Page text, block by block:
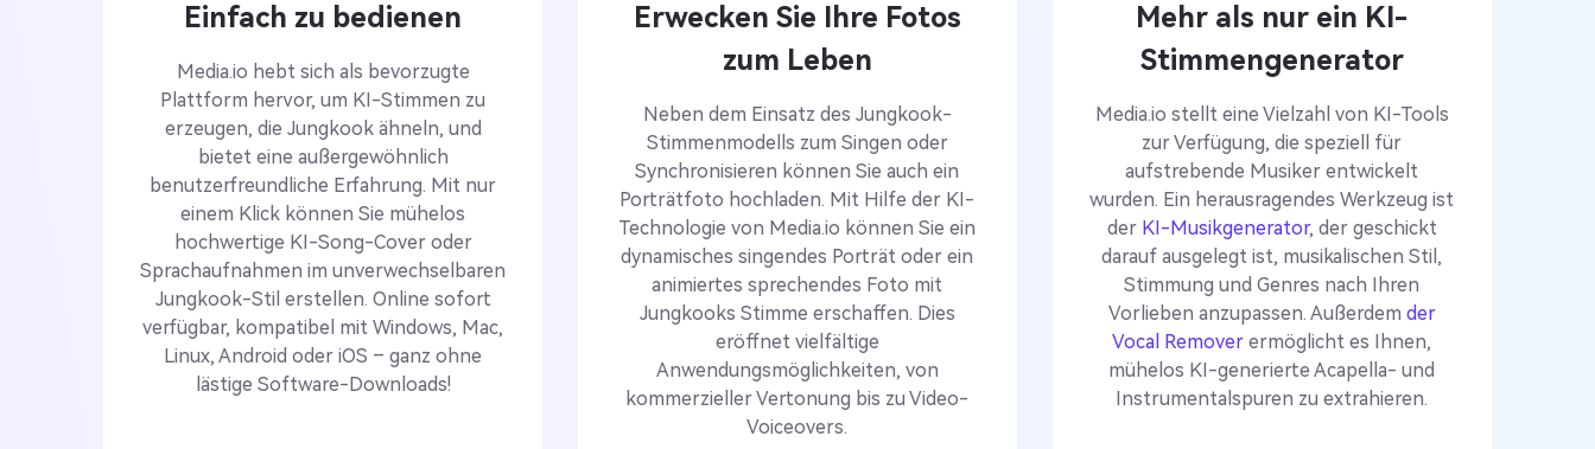
Einfach zu bedienen
Media.io hebt sich als bevorzugte
Plattform hervor, um KI-Stimmen zu
erzeugen, die Jungkook ähneln, und
bietet eine außergewöhnlich
benutzerfreundliche Erfahrung. Mit nur
einem Klick können Sie mühelos
hochwertige KI-Song-Cover oder
Sprachaufnahmen im unverwechselbaren
Jungkook-Stil erstellen. Online sofort
verfügbar, kompatibel mit Windows, Mac,
Linux, Android oder iOS – ganz ohne
lästige Software-Downloads!
Erwecken Sie Ihre Fotos
zum Leben
Neben dem Einsatz des Jungkook-
Stimmenmodells zum Singen oder
Synchronisieren können Sie auch ein
Porträtfoto hochladen. Mit Hilfe der KI-
Technologie von Media.io können Sie ein
dynamisches singendes Porträt oder ein
animiertes sprechendes Foto mit
Jungkooks Stimme erschaffen. Dies
eröffnet vielfältige
Anwendungsmöglichkeiten, von
kommerzieller Vertonung bis zu Video-
Voiceovers.
Mehr als nur ein KI-
Stimmengenerator
Media.io stellt eine Vielzahl von KI-Tools
zur Verfügung, die speziell für
aufstrebende Musiker entwickelt
wurden. Ein herausragendes Werkzeug ist
der KI-Musikgenerator, der geschickt
darauf ausgelegt ist, musikalischen Stil,
Stimmung und Genres nach Ihren
Vorlieben anzupassen. Außerdem der
Vocal Remover ermöglicht es Ihnen,
mühelos KI-generierte Acapella- und
Instrumentalspuren zu extrahieren.